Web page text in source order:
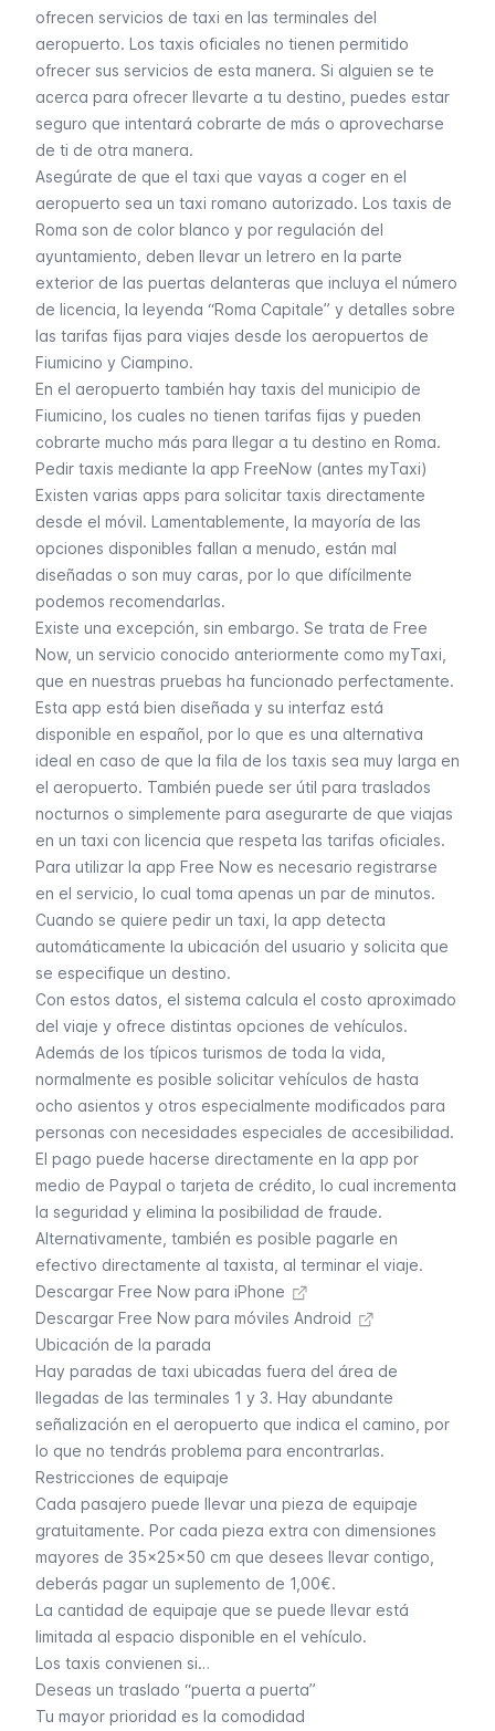
ofrecen servicios de taxi en las terminales del
aeropuerto. Los taxis oficiales no tienen permitido
ofrecer sus servicios de esta manera. Si alguien se te
acerca para ofrecer llevarte a tu destino, puedes estar
seguro que intentará cobrarte de más o aprovecharse
de ti de otra manera.
Asegúrate de que el taxi que vayas a coger en el
aeropuerto sea un taxi romano autorizado. Los taxis de
Roma son de color blanco y por regulación del
ayuntamiento, deben llevar un letrero en la parte
exterior de las puertas delanteras que incluya el número
de licencia, la leyenda “Roma Capitale” y detalles sobre
las tarifas fijas para viajes desde los aeropuertos de
Fiumicino y Ciampino.
En el aeropuerto también hay taxis del municipio de
Fiumicino, los cuales no tienen tarifas fijas y pueden
cobrarte mucho más para llegar a tu destino en Roma.
Pedir taxis mediante la app FreeNow (antes myTaxi)
Existen varias apps para solicitar taxis directamente
desde el móvil. Lamentablemente, la mayoría de las
opciones disponibles fallan a menudo, están mal
diseñadas o son muy caras, por lo que difícilmente
podemos recomendarlas.
Existe una excepción, sin embargo. Se trata de Free
Now, un servicio conocido anteriormente como myTaxi,
que en nuestras pruebas ha funcionado perfectamente.
Esta app está bien diseñada y su interfaz está
disponible en español, por lo que es una alternativa
ideal en caso de que la fila de los taxis sea muy larga en
el aeropuerto. También puede ser útil para traslados
nocturnos o simplemente para asegurarte de que viajas
en un taxi con licencia que respeta las tarifas oficiales.
Para utilizar la app Free Now es necesario registrarse
en el servicio, lo cual toma apenas un par de minutos.
Cuando se quiere pedir un taxi, la app detecta
automáticamente la ubicación del usuario y solicita que
se especifique un destino.
Con estos datos, el sistema calcula el costo aproximado
del viaje y ofrece distintas opciones de vehículos.
Además de los típicos turismos de toda la vida,
normalmente es posible solicitar vehículos de hasta
ocho asientos y otros especialmente modificados para
personas con necesidades especiales de accesibilidad.
El pago puede hacerse directamente en la app por
medio de Paypal o tarjeta de crédito, lo cual incrementa
la seguridad y elimina la posibilidad de fraude.
Alternativamente, también es posible pagarle en
efectivo directamente al taxista, al terminar el viaje.
Descargar Free Now para iPhone
Descargar Free Now para móviles Android
Ubicación de la parada
Hay paradas de taxi ubicadas fuera del área de
llegadas de las terminales 1 y 3. Hay abundante
señalización en el aeropuerto que indica el camino, por
lo que no tendrás problema para encontrarlas.
Restricciones de equipaje
Cada pasajero puede llevar una pieza de equipaje
gratuitamente. Por cada pieza extra con dimensiones
mayores de 35x25x50 cm que desees llevar contigo,
deberás pagar un suplemento de 1,00€.
La cantidad de equipaje que se puede llevar está
limitada al espacio disponible en el vehículo.
Los taxis convienen si…
Deseas un traslado “puerta a puerta”
Tu mayor prioridad es la comodidad